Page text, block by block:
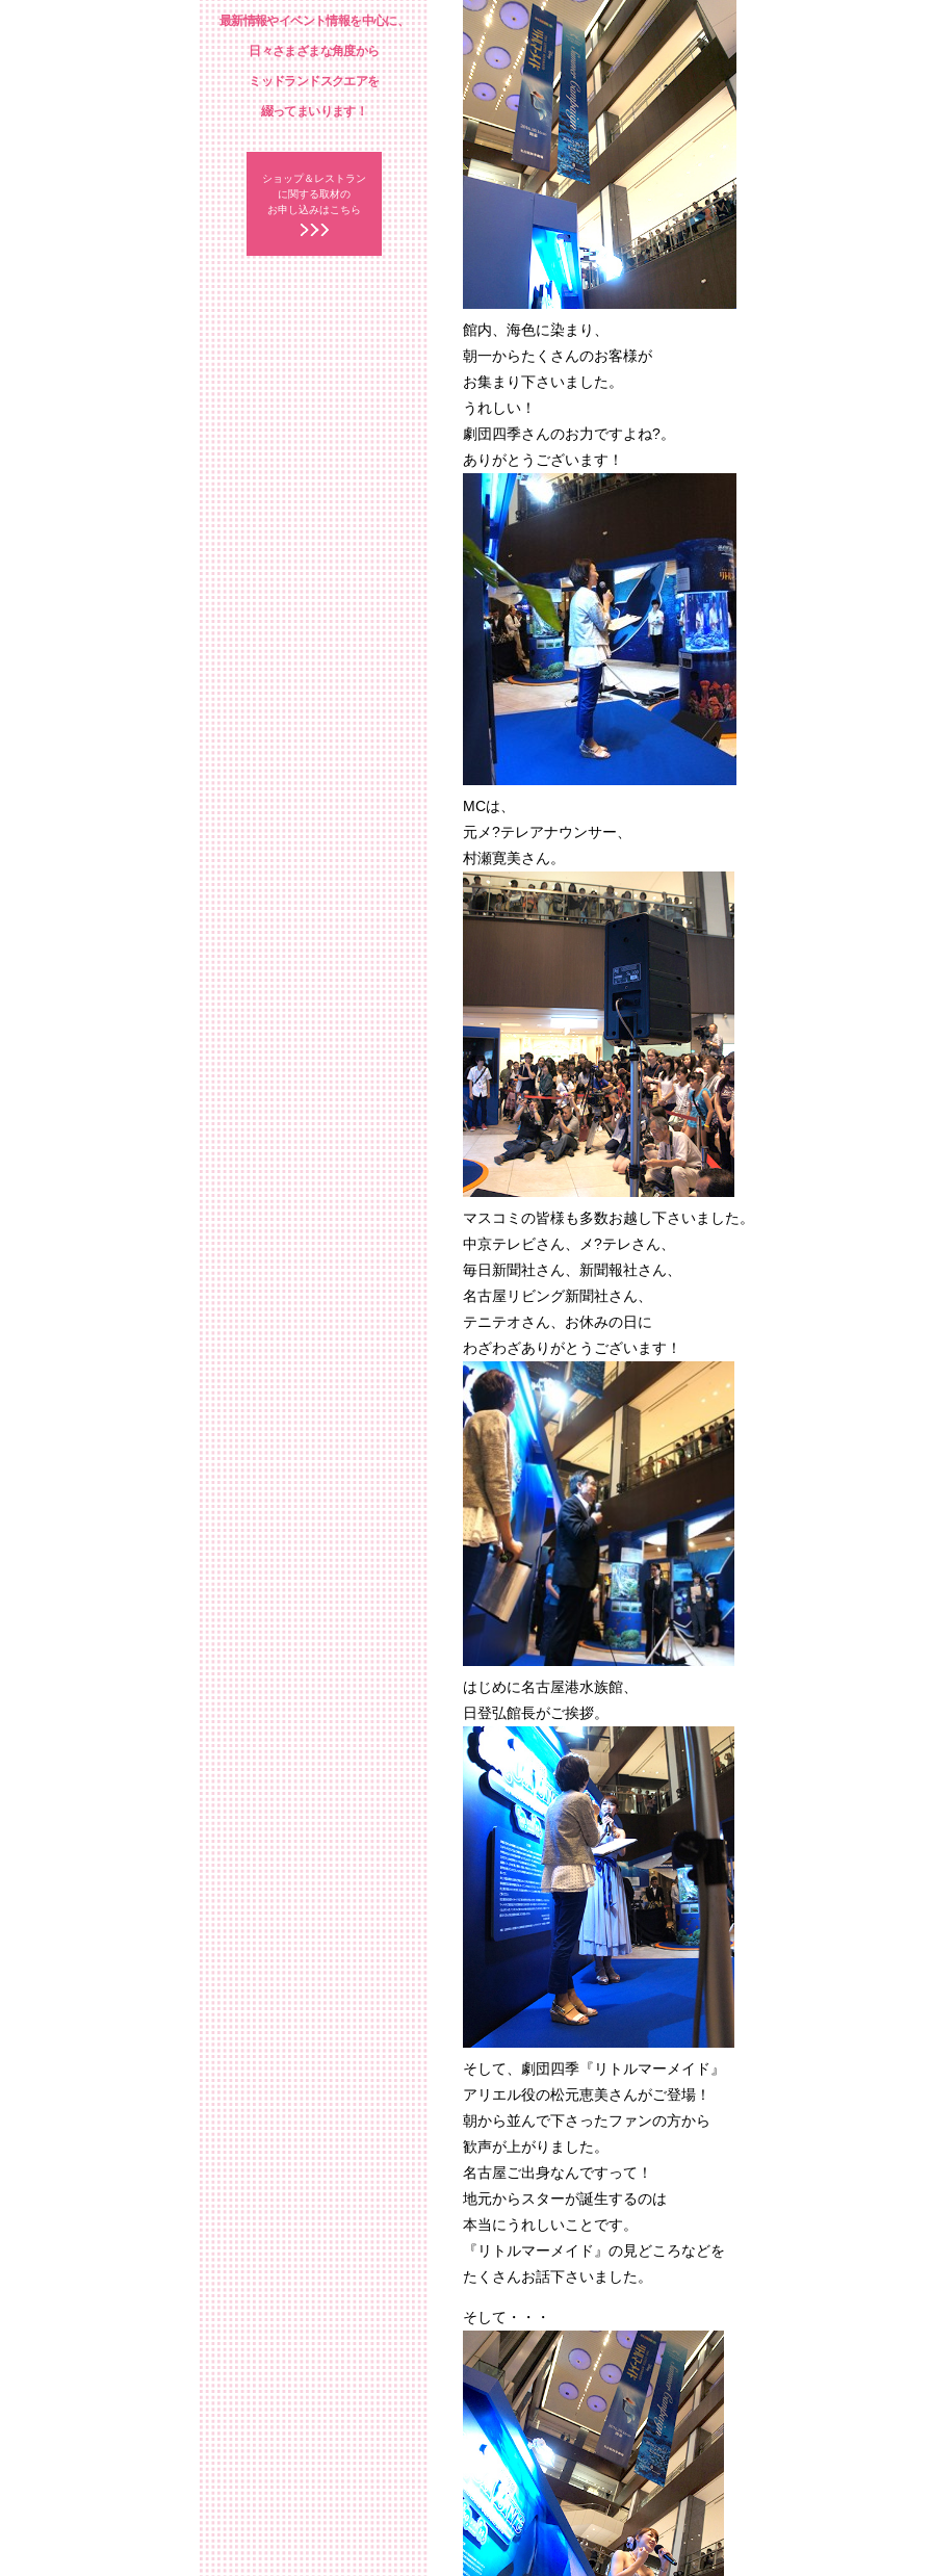
最新情報やイベント情報を中心に、
日々さまざまな角度から
ミッドランドスクエアを
綴ってまいります！
ショップ＆レストラン
に関する取材の
お申し込みはこちら
館内、海色に染まり、
朝一からたくさんのお客様が
お集まり下さいました。
うれしい！
劇団四季さんのお力ですよね?。
ありがとうございます！
MCは、
元メ?テレアナウンサー、
村瀬寛美さん。
マスコミの皆様も多数お越し下さいました。
中京テレビさん、メ?テレさん、
毎日新聞社さん、新聞報社さん、
名古屋リビング新聞社さん、
テニテオさん、お休みの日に
わざわざありがとうございます！
はじめに名古屋港水族館、
日登弘館長がご挨拶。
そして、劇団四季『リトルマーメイド』
アリエル役の松元恵美さんがご登場！
朝から並んで下さったファンの方から
歓声が上がりました。
名古屋ご出身なんですって！
地元からスターが誕生するのは
本当にうれしいことです。
『リトルマーメイド』の見どころなどを
たくさんお話下さいました。
そして・・・